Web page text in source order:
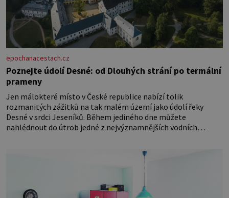
epochanacestach.cz
Poznejte údolí Desné: od Dlouhých strání po termální
prameny
Jen málokteré místo v České republice nabízí tolik
rozmanitých zážitků na tak malém území jako údolí řeky
Desné v srdci Jeseníků. Během jediného dne můžete
nahlédnout do útrob jedné z nejvýznamnějších vodních